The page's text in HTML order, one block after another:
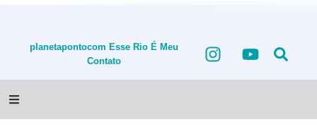
planetapontocom Esse Rio É Meu
Contato